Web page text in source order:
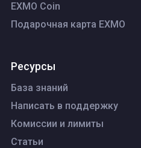
EXMO Coin
Подарочная карта EXMO
Ресурсы
База знаний
Написать в поддержку
Комиссии и лимиты
Статьи